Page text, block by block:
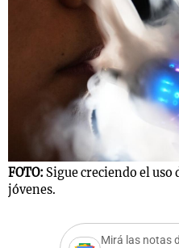
FOTO: Sigue creciendo el uso
jóvenes.
Mirá las notas